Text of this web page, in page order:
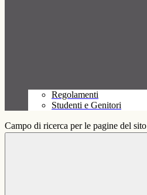
Regolamenti
Studenti e Genitori
Campo di ricerca per le pagine del sito